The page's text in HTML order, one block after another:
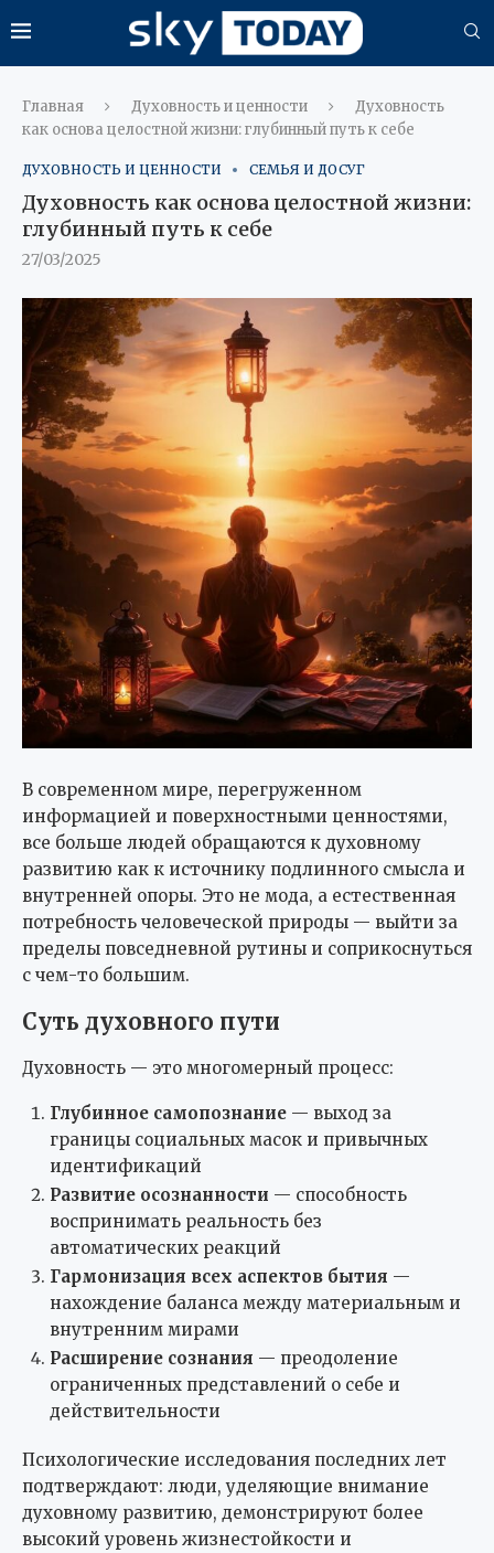
Главная Духовность и ценности
Духовность
как основа целостной жизни: глубинный путь к себе
ДУХОВНОСТЬ И ЦЕННОСТИ СЕМЬЯ И ДОСУГ
Духовность как основа целостной жизни:
глубинный путь к себе
27/03/2025
В современном мире, перегруженном
информацией и поверхностными ценностями,
все больше людей обращаются к духовному
развитию как к источнику подлинного смысла и
внутренней опоры. Это не мода, а естественная
потребность человеческой природы — выйти за
пределы повседневной рутины и соприкоснуться
с чем-то большим.
Суть духовного пути
Духовность — это многомерный процесс:
Глубинное самопознание — выход за
границы социальных масок и привычных
идентификаций
Развитие осознанности — способность
воспринимать реальность без
автоматических реакций
Гармонизация всех аспектов бытия —
нахождение баланса между материальным и
внутренним мирами
Расширение сознания — преодоление
ограниченных представлений о себе и
действительности
Психологические исследования последних лет
подтверждают: люди, уделяющие внимание
духовному развитию, демонстрируют более
высокий уровень жизнестойкости и